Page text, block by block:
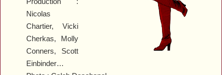
Nicolas
Chartier, Vicki
Cherkas, Molly
Conners, Scott
Einbinder…